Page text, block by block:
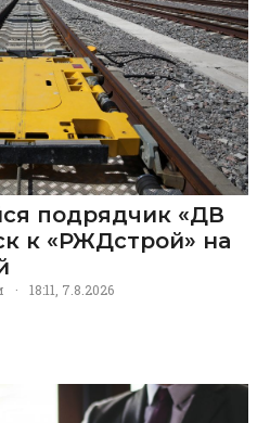
подрядчик «ДВ
к «РЖДстрой» на
· 18:11, 7.8.2026